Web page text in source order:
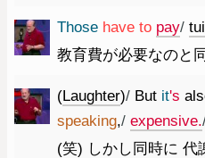
Those have to pay/
教育費が必要なのと
(Laughter)/ But it's
speaking,/ expensive.
(笑) しかし同時に 代